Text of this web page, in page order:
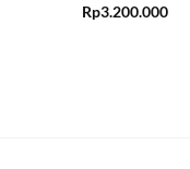
Rated5
Rp3.200.000